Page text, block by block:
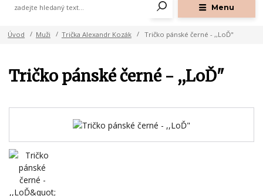
Menu
Úvod Muži Trička Alexandr Kozák Tričko pánské černé - ,,LoĎ"
Tričko pánské černé - ,,LoĎ"